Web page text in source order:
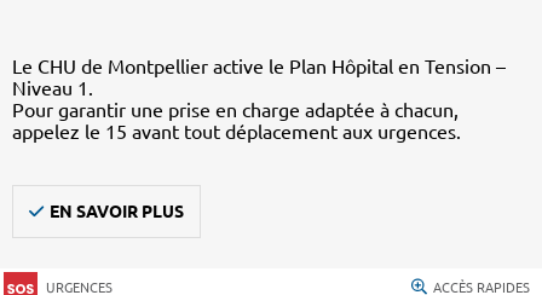
Le CHU de Montpellier active le Plan Hôpital en Tension –
Niveau 1.
Pour garantir une prise en charge adaptée à chacun,
appelez le 15 avant tout déplacement aux urgences.
EN SAVOIR PLUS
URGENCES ACCÈS RAPIDES